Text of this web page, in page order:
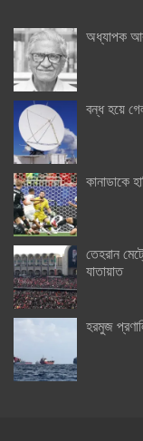
অধ্যাপক
বন্ধ হয়ে
কানাডাকে
তেহরান
যাতায়াত
হরমুজ